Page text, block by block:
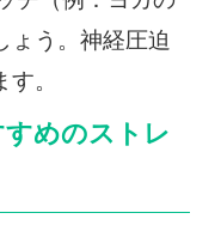
ょう。神経圧迫
。
めのストレ